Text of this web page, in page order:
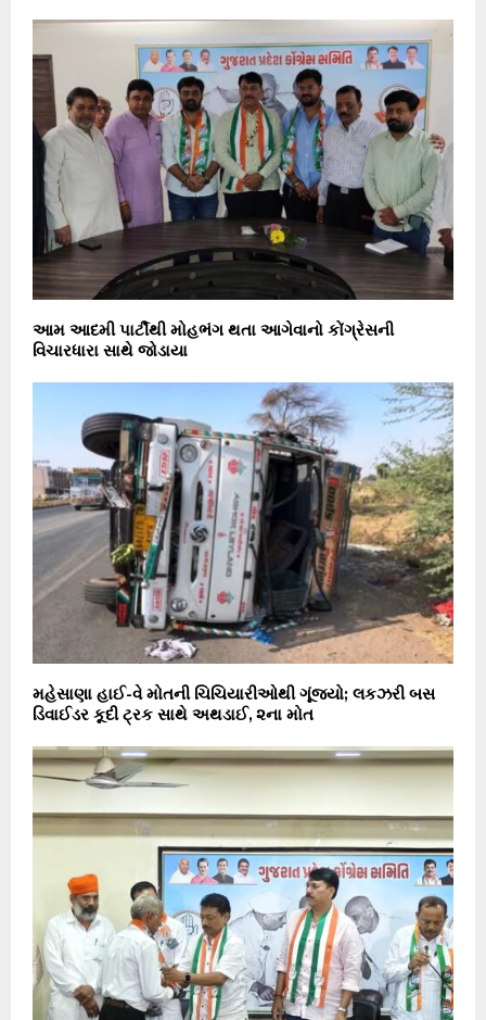
આમ આદમી પાર્ટીથી મોહભંગ થતા આગેવાનો કોંગ્રેસની
વિચારધારા સાથે જોડાયા
મહેસાણા હાઈ-વે મોતની ચિચિયારીઓથી ગૂંજ્યો; લકઝરી બસ
ડિવાઈડર કૂદી ટ્રક સાથે અથડાઈ, ૨ના મોત